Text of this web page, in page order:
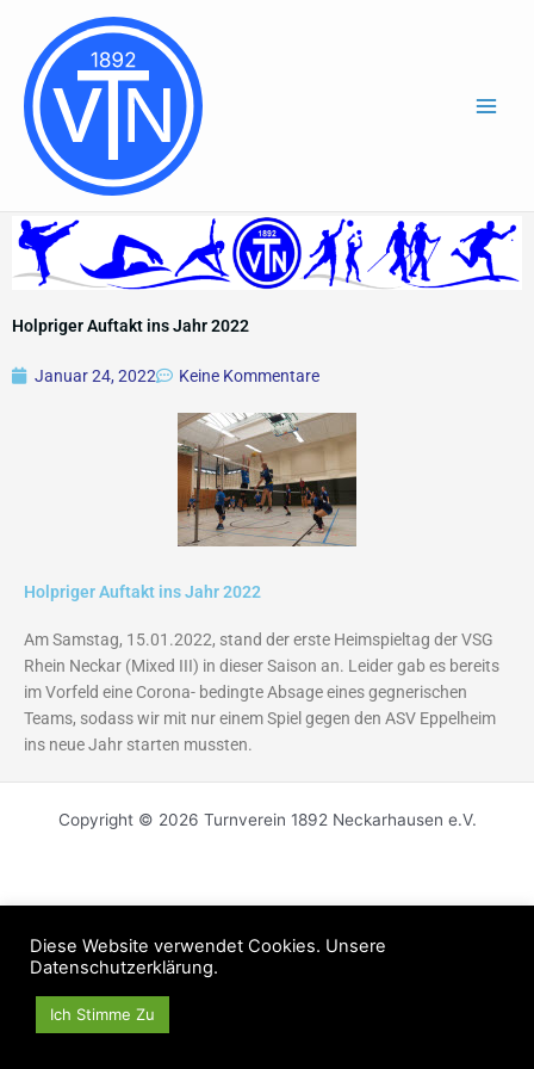
springen
Holpriger Auftakt ins Jahr 2022
Januar 24, 2022 Keine Kommentare
Holpriger Auftakt ins Jahr 2022
Am Samstag, 15.01.2022, stand der erste Heimspieltag der VSG
Rhein Neckar (Mixed III) in dieser Saison an. Leider gab es bereits
im Vorfeld eine Corona- bedingte Absage eines gegnerischen
Teams, sodass wir mit nur einem Spiel gegen den ASV Eppelheim
ins neue Jahr starten mussten.
Copyright © 2026 Turnverein 1892 Neckarhausen e.V.
Diese Website verwendet Cookies. Unsere
Datenschutzerklärung.
Ich Stimme Zu